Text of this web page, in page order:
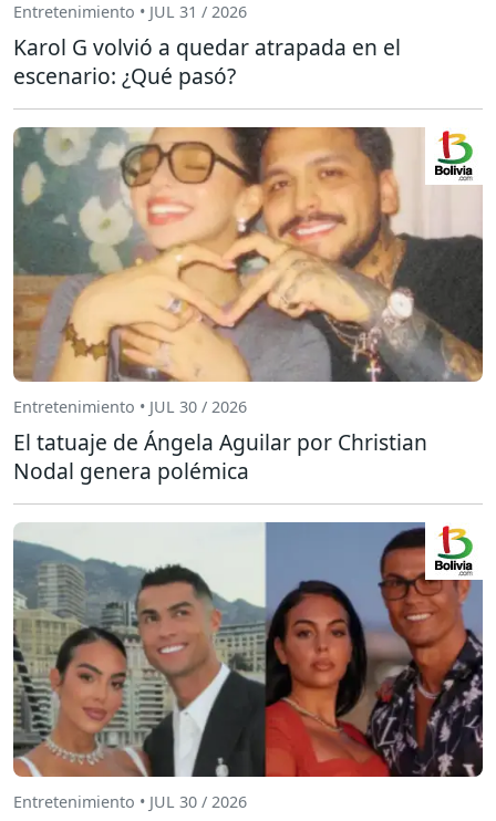
Entretenimiento • JUL 31 / 2026
Karol G volvió a quedar atrapada en el
escenario: ¿Qué pasó?
Entretenimiento • JUL 30 / 2026
El tatuaje de Ángela Aguilar por Christian
Nodal genera polémica
Entretenimiento • JUL 30 / 2026